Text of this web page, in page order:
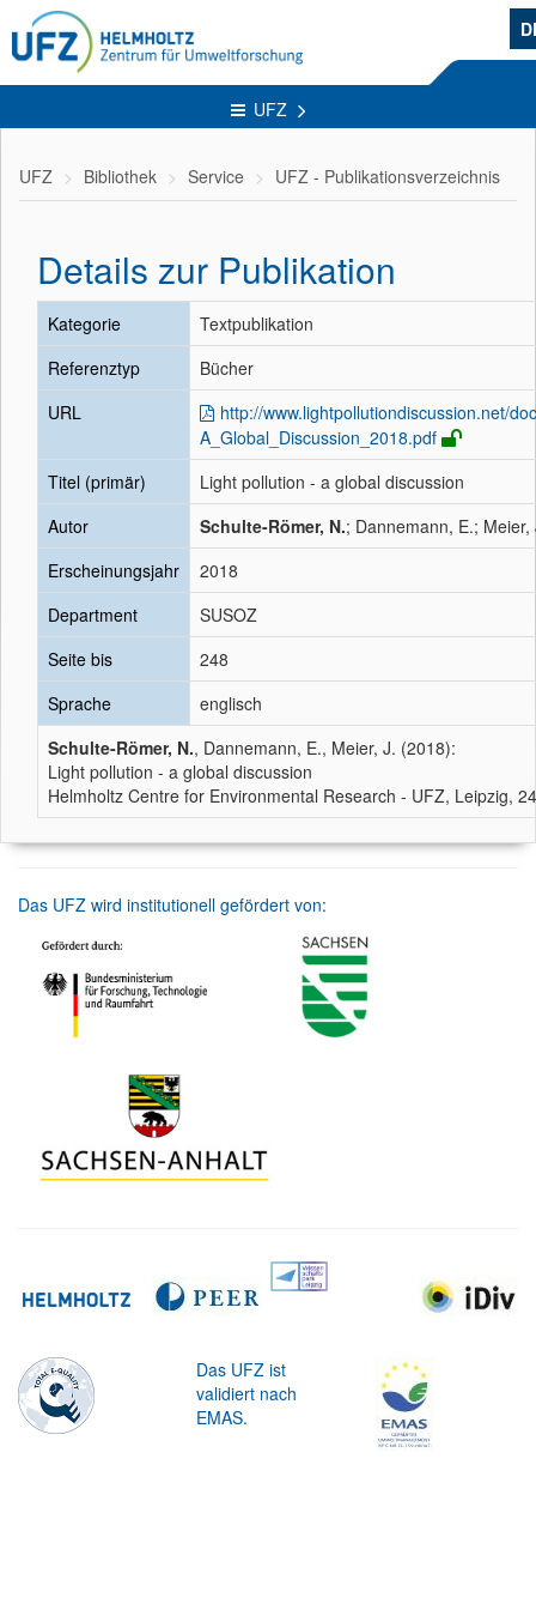
UFZ
UFZ Bibliothek Service UFZ - Publikationsverzeichnis
Details zur Publikation
Kategorie
Textpublikation
Referenztyp
Bücher
URL
http://www.lightpollutiondiscussion.net/
A_Global_Discussion_2018.pdf
Titel (primär)
Light pollution - a global discussion
Autor
Schulte-Römer, N.; Dannemann, E.; Meier,
Erscheinungsjahr
2018
Department
SUSOZ
Seite bis
248
Sprache
englisch
Schulte-Römer, N., Dannemann, E., Meier, J. (2018):
Light pollution - a global discussion
Helmholtz Centre for Environmental Research - UFZ, Leipzig,
Das UFZ wird institutionell gefördert von:
Das UFZ ist
validiert nach
EMAS.